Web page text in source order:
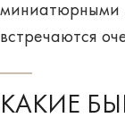
миниатюрными
встречаются
КАКИЕ